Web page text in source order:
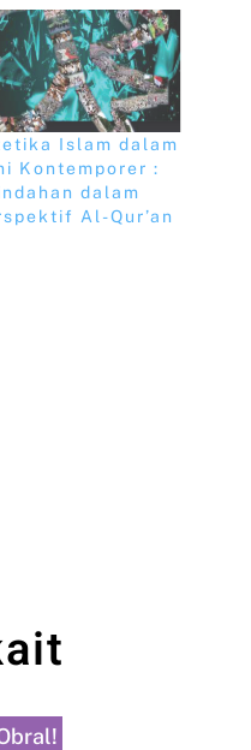
Islam dalam
Kontemporer :
dalam
Al-Qur’an